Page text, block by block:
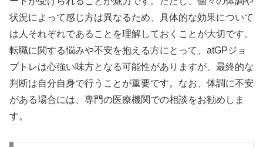
状況によって感じ方は異なるため、具体的な効果について
は人それぞれであることを理解しておくことが大切です。
転職に関する悩みや不安を抱える方にとって、atGPジョ
ブトレは心強い味方となる可能性がありますが、最終的な
判断は自分自身で行うことが重要です。なお、体調に不安
がある場合には、専門の医療機関での相談をお勧めしま
す。